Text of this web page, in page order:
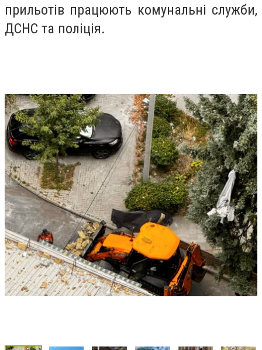
прильотів працюють комунальні служби,
ДСНС та поліція.